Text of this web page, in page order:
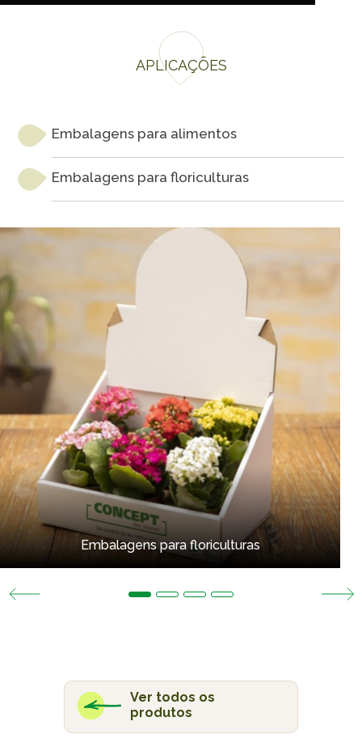
APLICAÇÕES
Embalagens para alimentos
Embalagens para floriculturas
Embalagens para floriculturas
Ver todos os
produtos